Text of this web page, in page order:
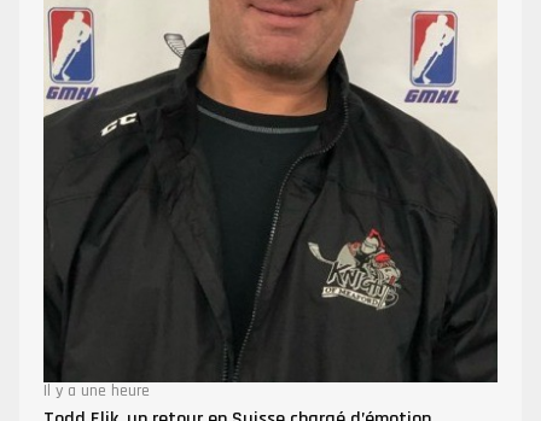
Il y a une heure